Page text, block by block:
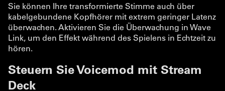
Sie können Ihre transformierte Stimme auch über
kabelgebundene Kopfhörer mit extrem geringer Latenz
überwachen. Aktivieren Sie die Überwachung in Wave
Link, um den Effekt während des Spielens in Echtzeit zu
hören.
Steuern Sie Voicemod mit Stream
Deck